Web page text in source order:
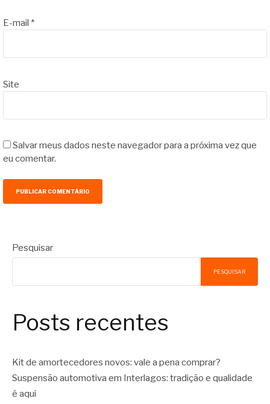
E-mail *
Site
Salvar meus dados neste navegador para a próxima vez que
eu comentar.
Pesquisar
PESQUISAR
Posts recentes
Kit de amortecedores novos: vale a pena comprar?
Suspensão automotiva em Interlagos: tradição e qualidade
é aqui